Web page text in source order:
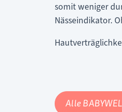
somit weniger
Nässeindikator.
Alle